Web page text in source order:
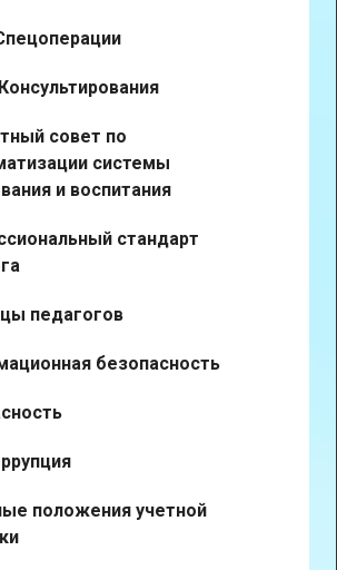
совет по
системы
и воспитания
стандарт
педагогов
безопасность
положения учетной